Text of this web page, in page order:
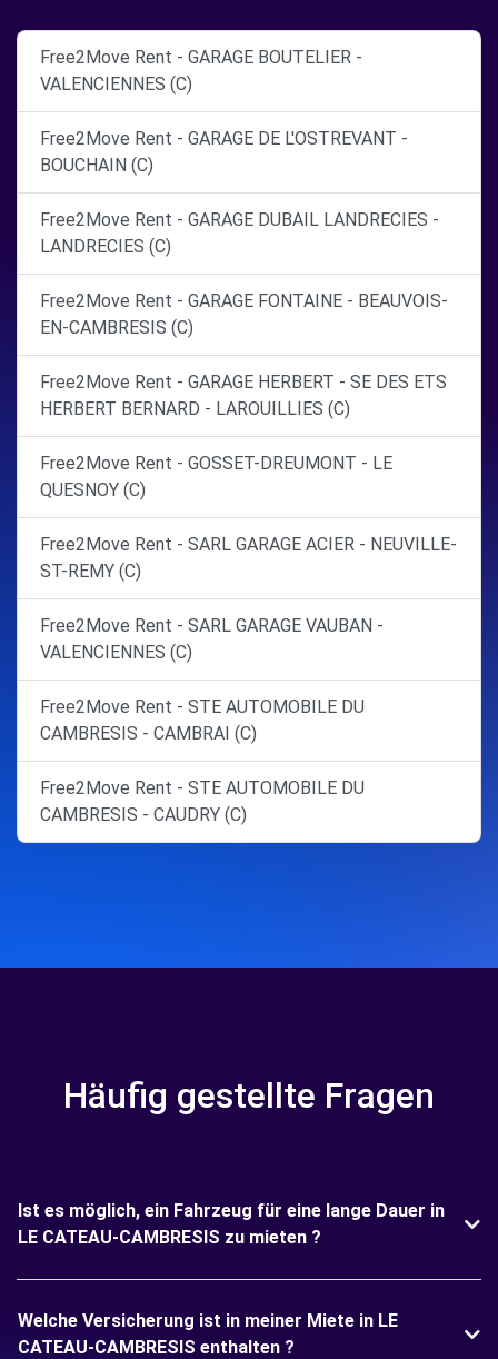
Free2Move Rent - GARAGE BOUTELIER -
VALENCIENNES (C)
Free2Move Rent - GARAGE DE L'OSTREVANT -
BOUCHAIN (C)
Free2Move Rent - GARAGE DUBAIL LANDRECIES -
LANDRECIES (C)
Free2Move Rent - GARAGE FONTAINE - BEAUVOIS-
EN-CAMBRESIS (C)
Free2Move Rent - GARAGE HERBERT - SE DES ETS
HERBERT BERNARD - LAROUILLIES (C)
Free2Move Rent - GOSSET-DREUMONT - LE
QUESNOY (C)
Free2Move Rent - SARL GARAGE ACIER - NEUVILLE-
ST-REMY (C)
Free2Move Rent - SARL GARAGE VAUBAN -
VALENCIENNES (C)
Free2Move Rent - STE AUTOMOBILE DU
CAMBRESIS - CAMBRAI (C)
Free2Move Rent - STE AUTOMOBILE DU
CAMBRESIS - CAUDRY (C)
Häufig gestellte Fragen
Ist es möglich, ein Fahrzeug für eine lange Dauer in
LE CATEAU-CAMBRESIS zu mieten ?
Welche Versicherung ist in meiner Miete in LE
CATEAU-CAMBRESIS enthalten ?